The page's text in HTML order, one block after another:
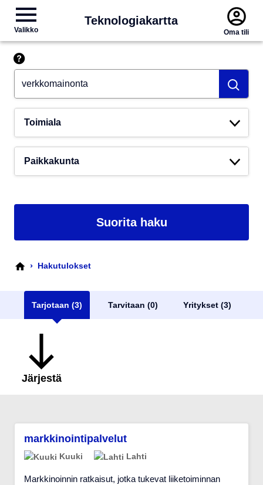
Valikko
Teknologiakartta
Oma tili
Suorita haku
› Hakutulokset
Tarjotaan (3) Tarvitaan (0) Yritykset (3)
Järjestä
markkinointipalvelut
Kuuki Lahti
Markkinoinnin ratkaisut, jotka tukevat liiketoiminnan